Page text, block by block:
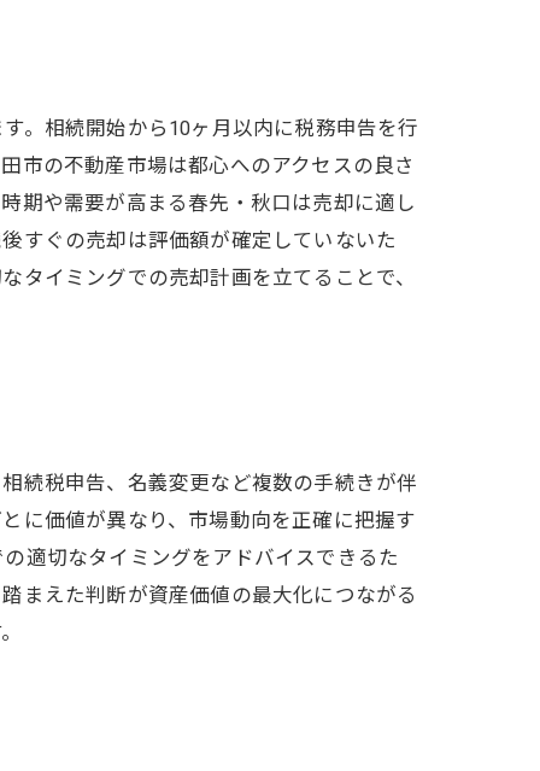
。相続開始から10ヶ月以内に税務申告を行
市の不動産市場は都心へのアクセスの良さ
期や需要が高まる春先・秋口は売却に適し
すぐの売却は評価額が確定していないた
タイミングでの売却計画を立てることで、
続税申告、名義変更など複数の手続きが伴
に価値が異なり、市場動向を正確に把握す
適切なタイミングをアドバイスできるた
まえた判断が資産価値の最大化につながる